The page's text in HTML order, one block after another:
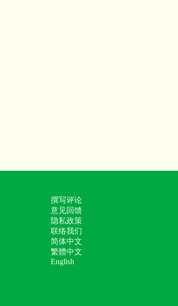
撰写评论
意见回馈
隐私政策
联络我们
简体中文
繁體中文
English